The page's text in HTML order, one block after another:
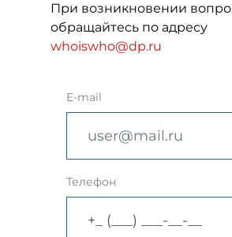
При возникновении
обращайтесь по адресу
whoiswho@dp.ru
E-mail
Телефон